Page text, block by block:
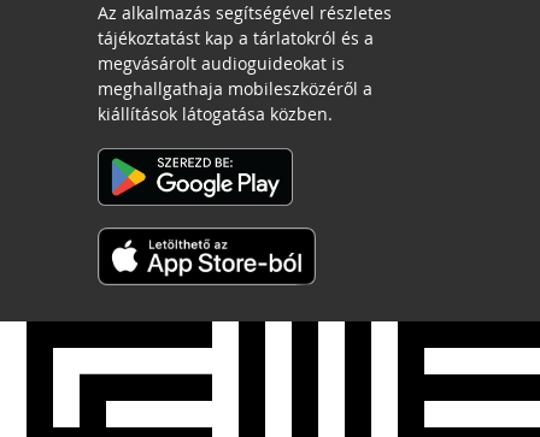
Az alkalmazás segítségével részletes
tájékoztatást kap a tárlatokról és a
megvásárolt audioguideokat is
meghallgathaja mobileszközéről a
kiállítások látogatása közben.